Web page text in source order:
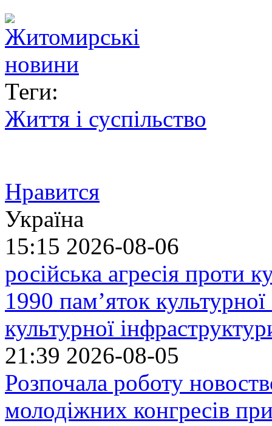
Теги:
Життя і суспільство
Нравится
Україна
15:15 2026-08-06
російська агресія проти
1990 пам’яток
культурної
21:39 2026-08-05
Розпочала роботу
молодіжних конгресів